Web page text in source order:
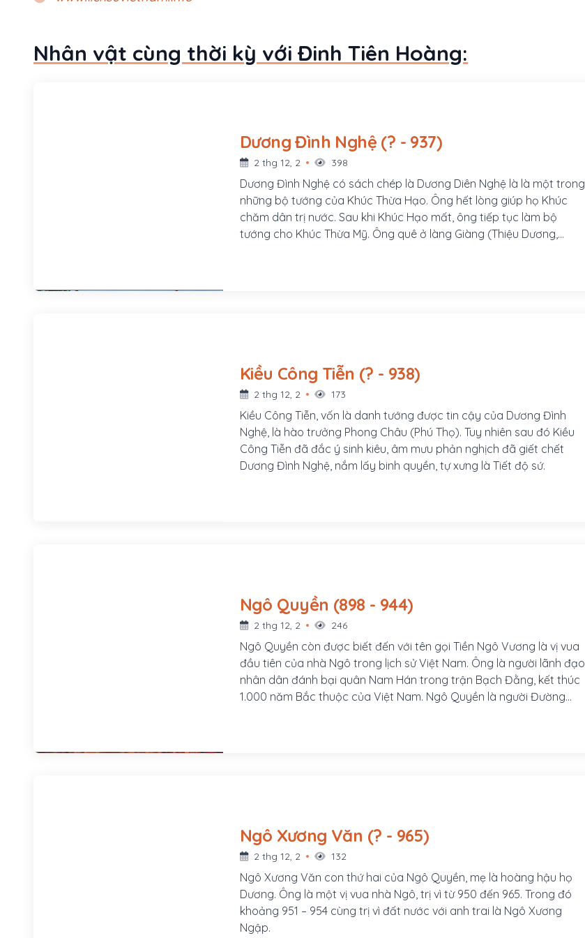
Nhân vật cùng thời kỳ với Đinh Tiên Hoàng:
Dương Đình Nghệ (? - 937)
2 thg 12, 2 398
Dương Đình Nghệ có sách chép là Dương Diên Nghệ là là một trong
những bộ tướng của Khúc Thừa Hạo. Ông hết lòng giúp họ Khúc
chăm dân trị nước. Sau khi Khúc Hạo mất, ông tiếp tục làm bộ
tướng cho Khúc Thừa Mỹ. Ông quê ở làng Giàng (Thiệu Dương,
Kiều Công Tiễn (? - 938)
2 thg 12, 2 173
Kiều Công Tiễn, vốn là danh tướng được tin cậy của Dương Đình
Nghệ, là hào trưởng Phong Châu (Phú Thọ). Tuy nhiên sau đó Kiều
Công Tiễn đã đắc ý sinh kiêu, âm mưu phản nghịch đã giết chết
Dương Đình Nghệ, nắm lấy binh quyền, tự xưng là Tiết độ sứ.
Ngô Quyền (898 - 944)
2 thg 12, 2 246
Ngô Quyền còn được biết đến với tên gọi Tiền Ngô Vương là vị vua
đầu tiên của nhà Ngô trong lịch sử Việt Nam. Ông là người lãnh đạo
nhân dân đánh bại quân Nam Hán trong trận Bạch Đằng, kết thúc
1.000 năm Bắc thuộc của Việt Nam. Ngô Quyền là người Đường
Ngô Xương Văn (? - 965)
2 thg 12, 2 132
Ngô Xương Văn con thứ hai của Ngô Quyền, mẹ là hoàng hậu họ
Dương. Ông là một vị vua nhà Ngô, trị vì từ 950 đến 965. Trong đó
khoảng 951 – 954 cùng trị vì đất nước với anh trai là Ngô Xương
Ngập.